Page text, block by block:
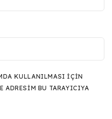
KULLANILMASI IÇIN
ADRESIM BU TARAYICIYA